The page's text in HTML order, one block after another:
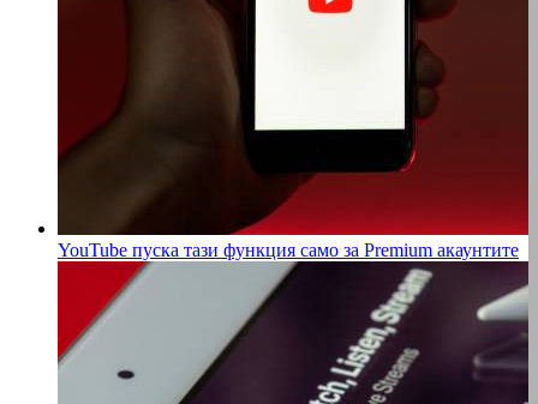
YouTube пуска тази функция само за Premium акаунтите